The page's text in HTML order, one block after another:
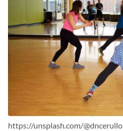
https://unsplash.com/@dncerullo